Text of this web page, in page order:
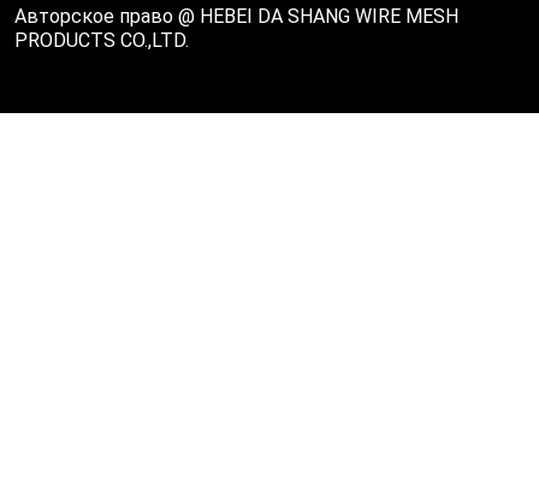
Авторское право @ HEBEI DA SHANG WIRE MESH
PRODUCTS CO.,LTD.